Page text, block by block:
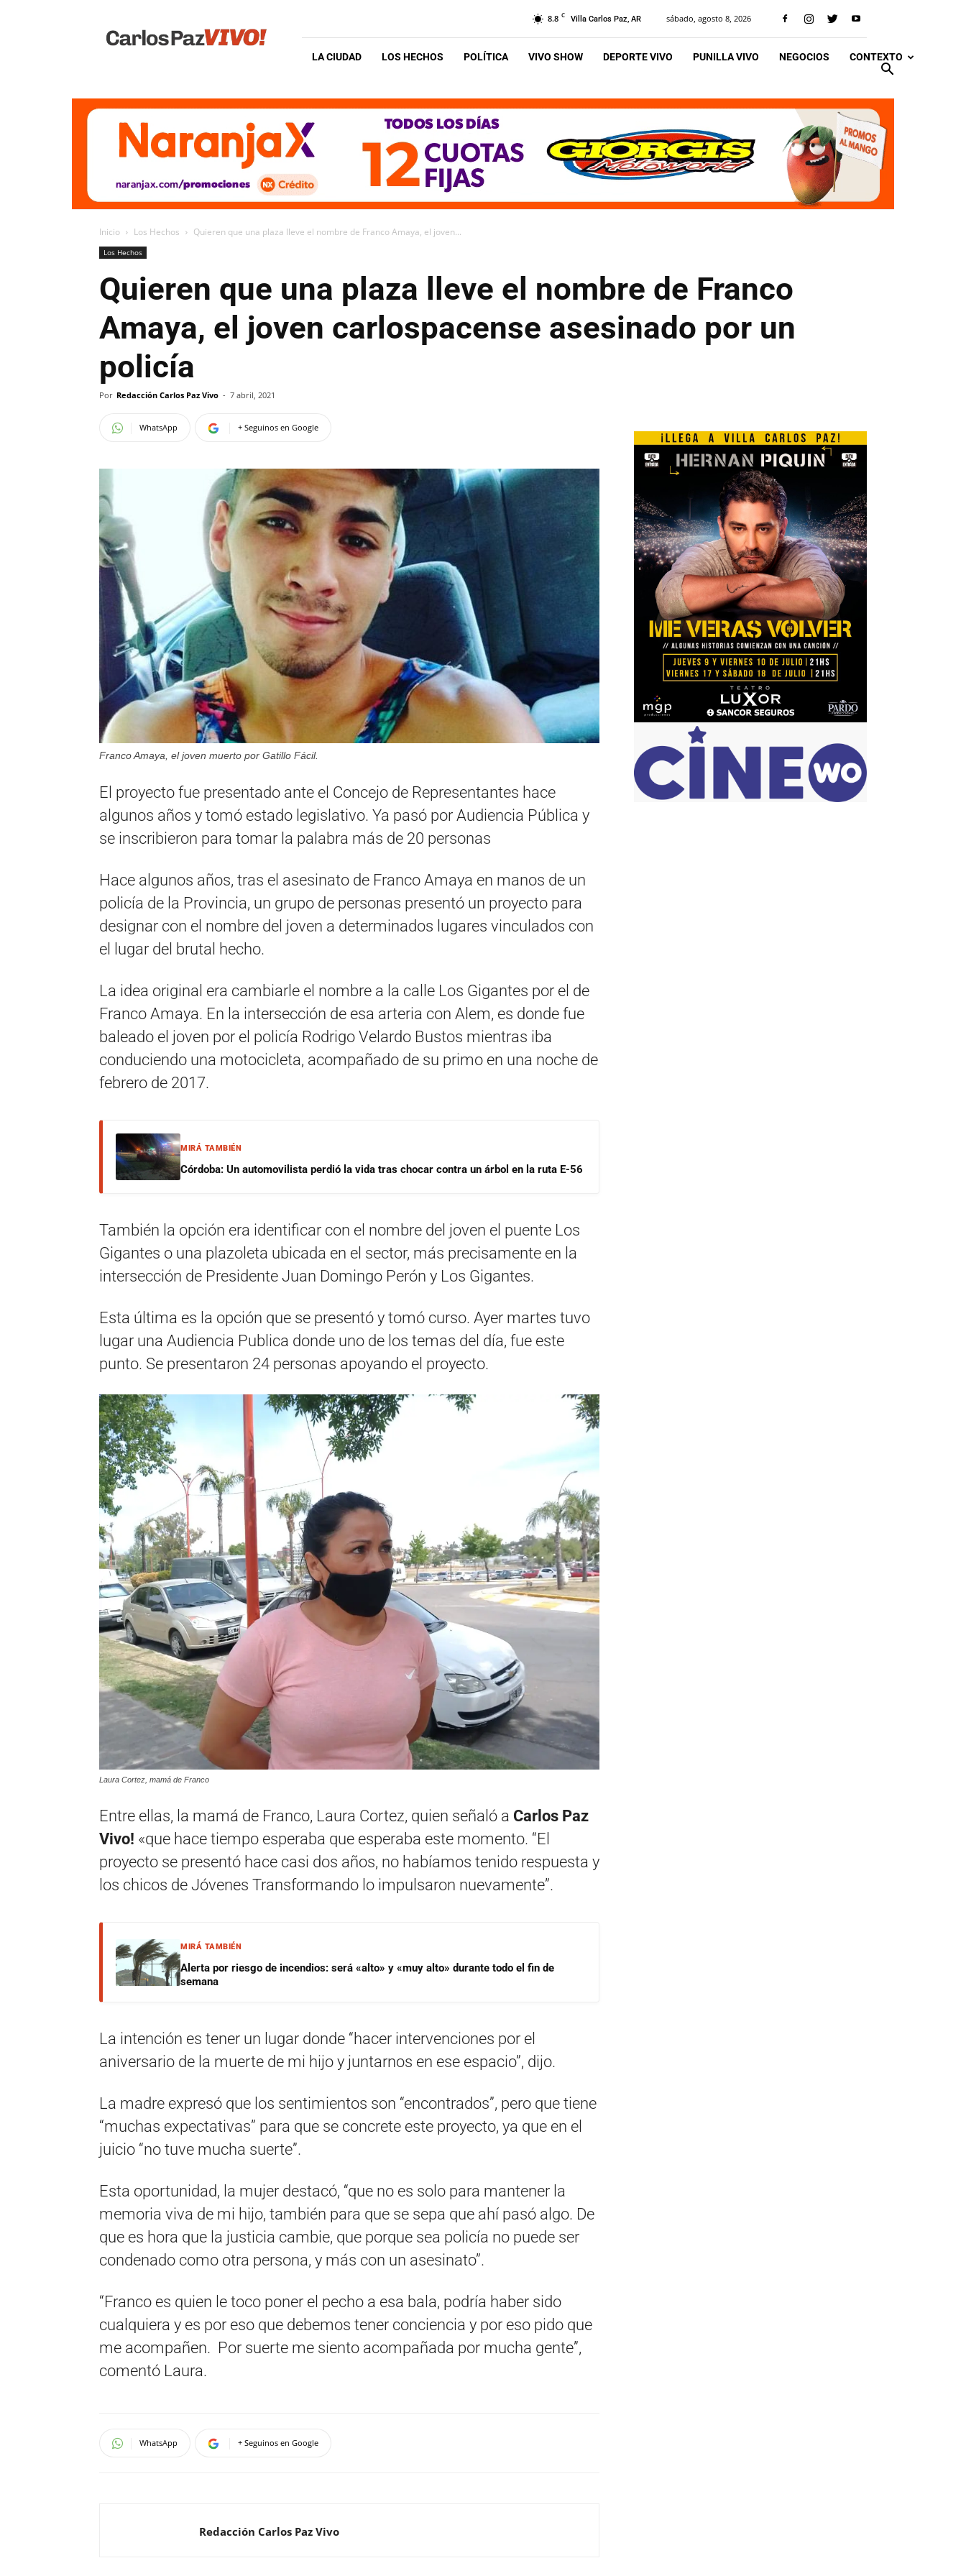
Vivo
8.8 C Villa Carlos Paz, AR sábado, agosto 8, 2026
LA CIUDAD LOS HECHOS POLÍTICA VIVO SHOW DEPORTE VIVO PUNILLA VIVO NEGOCIOS CONTEXTO
Inicio Los Hechos Quieren que una plaza lleve el nombre de Franco Amaya, el joven...
Los Hechos
Quieren que una plaza lleve el nombre de Franco
Amaya, el joven carlospacense asesinado por un
policía
Por Redacción Carlos Paz Vivo - 7 abril, 2021
WhatsApp + Seguinos en Google
Franco Amaya, el joven muerto por Gatillo Fácil.
El proyecto fue presentado ante el Concejo de Representantes hace
algunos años y tomó estado legislativo. Ya pasó por Audiencia Pública y
se inscribieron para tomar la palabra más de 20 personas
Hace algunos años, tras el asesinato de Franco Amaya en manos de un
policía de la Provincia, un grupo de personas presentó un proyecto para
designar con el nombre del joven a determinados lugares vinculados con
el lugar del brutal hecho.
La idea original era cambiarle el nombre a la calle Los Gigantes por el de
Franco Amaya. En la intersección de esa arteria con Alem, es donde fue
baleado el joven por el policía Rodrigo Velardo Bustos mientras iba
conduciendo una motocicleta, acompañado de su primo en una noche de
febrero de 2017.
MIRÁ TAMBIÉN
Córdoba: Un automovilista perdió la vida tras chocar contra un árbol en la ruta E-56
También la opción era identificar con el nombre del joven el puente Los
Gigantes o una plazoleta ubicada en el sector, más precisamente en la
intersección de Presidente Juan Domingo Perón y Los Gigantes.
Esta última es la opción que se presentó y tomó curso. Ayer martes tuvo
lugar una Audiencia Publica donde uno de los temas del día, fue este
punto. Se presentaron 24 personas apoyando el proyecto.
Laura Cortez, mamá de Franco
Entre ellas, la mamá de Franco, Laura Cortez, quien señaló a Carlos Paz
Vivo! «que hace tiempo esperaba que esperaba este momento. “El
proyecto se presentó hace casi dos años, no habíamos tenido respuesta y
los chicos de Jóvenes Transformando lo impulsaron nuevamente”.
MIRÁ TAMBIÉN
Alerta por riesgo de incendios: será «alto» y «muy alto» durante todo el fin de
semana
La intención es tener un lugar donde “hacer intervenciones por el
aniversario de la muerte de mi hijo y juntarnos en ese espacio”, dijo.
La madre expresó que los sentimientos son “encontrados”, pero que tiene
“muchas expectativas” para que se concrete este proyecto, ya que en el
juicio “no tuve mucha suerte”.
Esta oportunidad, la mujer destacó, “que no es solo para mantener la
memoria viva de mi hijo, también para que se sepa que ahí pasó algo. De
que es hora que la justicia cambie, que porque sea policía no puede ser
condenado como otra persona, y más con un asesinato”.
“Franco es quien le toco poner el pecho a esa bala, podría haber sido
cualquiera y es por eso que debemos tener conciencia y por eso pido que
me acompañen. Por suerte me siento acompañada por mucha gente”,
comentó Laura.
WhatsApp + Seguinos en Google
Redacción Carlos Paz Vivo